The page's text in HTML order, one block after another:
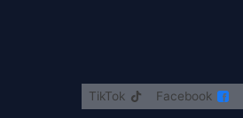
Facebook
TikTok